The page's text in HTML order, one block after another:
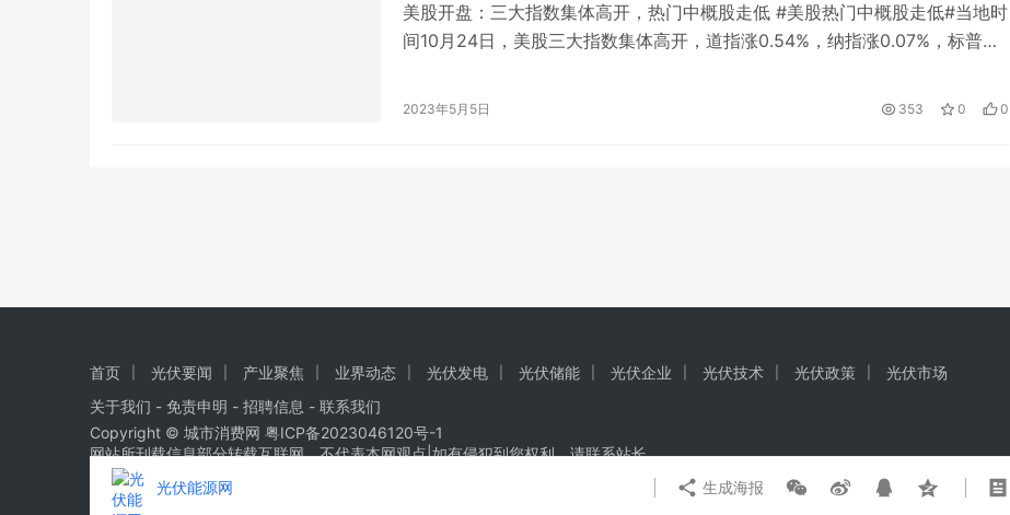
光伏能源网 生成海报
美股开盘：三大指数集体高开，热门中概股走低 #美股热门中概股走低#当地时
间10月24日，美股三大指数集体高开，道指涨0.54%，纳指涨0.07%，标普
安全性和耐药目标。 人气中概数集体下跌，拼多多下跌超过18%，京东下跌
2023年5月5日 353 0 0
首页 光伏要闻 产业聚焦 业界动态 光伏发电 光伏储能 光伏企业 光伏技术 光伏政策
光伏市场
关于我们 - 免责申明 - 招聘信息 - 联系我们
Copyright © 城市消费网 粤ICP备2023046120号-1
网站所刊载信息部分转载互联网，不代表本网观点|如有侵犯到您权利，请联系站长